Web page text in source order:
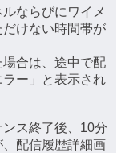
ならびにワイメ
けない時間帯が
合は、途中で配
ー」と表示され
ス終了後、10分
配信履歴詳細画